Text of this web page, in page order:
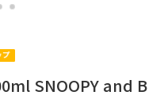
5
SNOOPY and B